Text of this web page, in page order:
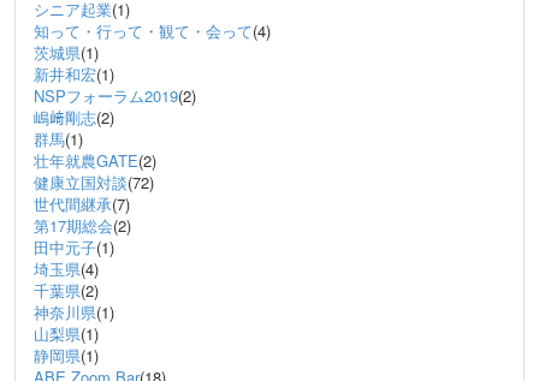
シニア起業(1)
知って・行って・観て・会って(4)
茨城県(1)
新井和宏(1)
NSPフォーラム2019(2)
嶋﨑剛志(2)
群馬(1)
壮年就農GATE(2)
健康立国対談(72)
世代間継承(7)
第17期総会(2)
田中元子(1)
埼玉県(4)
千葉県(2)
神奈川県(1)
山梨県(1)
静岡県(1)